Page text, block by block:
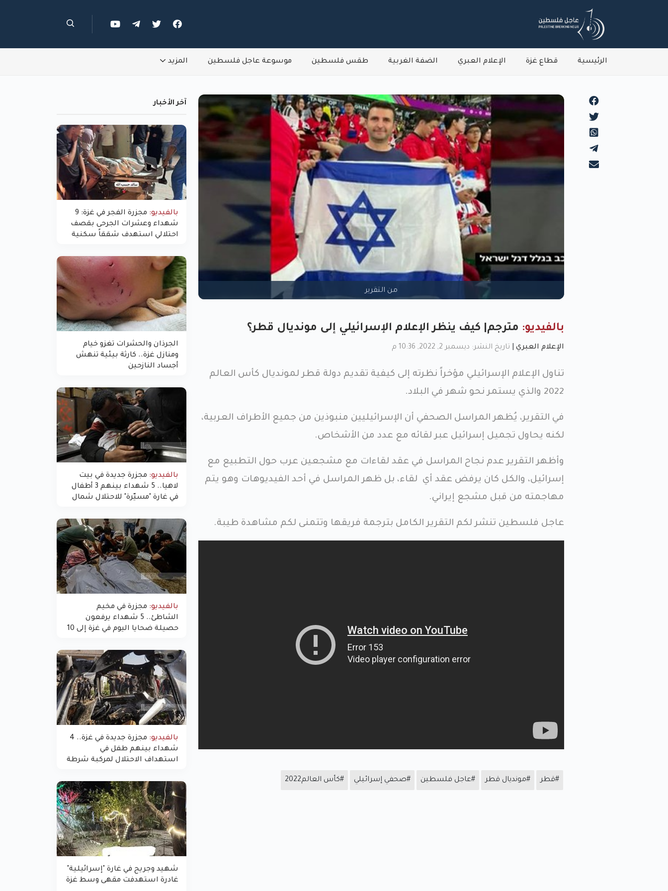
الرئيسية قطاع غزة الإعلام العبري الضفة الغربية طقس فلسطين موسوعة عاجل فلسطين المزيد
من التقرير
بالفيديو: مترجم| كيف ينظر الإعلام الإسرائيلي إلى مونديال قطر؟
الإعلام العبري تاريخ النشر: ديسمبر 2, 2022, 10:36 م
تناول الإعلام الإسرائيلي مؤخراً نظرته إلى كيفية تقديم دولة قطر لمونديال كأس العالم
2022 والذي يستمر نحو شهر في البلاد.
في التقرير، يُظهر المراسل الصحفي أن الإسرائيليين منبوذين من جميع الأطراف العربية،
لكنه يحاول تجميل إسرائيل عبر لقائه مع عدد من الأشخاص.
وأظهر التقرير عدم نجاح المراسل في عقد لقاءات مع مشجعين عرب حول التطبيع مع
إسرائيل، والكل كان يرفض عقد أي لقاء، بل ظهر المراسل في أحد الفيديوهات وهو يتم
مهاجمته من قبل مشجع إيراني.
عاجل فلسطين تنشر لكم التقرير الكامل بترجمة فريقها وتتمنى لكم مشاهدة طيبة.
#قطر #مونديال قطر #عاجل فلسطين #صحفي إسرائيلي #كأس العالم2022
آخر الأخبار
بالفيديو:
مجزرة الفجر في غزة: 9
شهداء وعشرات الجرحى بقصف
احتلالي استهدف شققاً سكنية
الجرذان والحشرات تغزو خيام
ومنازل غزة.. كارثة بيئية تنهش
أجساد النازحين
بالفيديو: مجزرة جديدة في بيت
لاهيا.. 5 شهداء بينهم 3 أطفال
في غارة "مسيّرة" للاحتلال شمال
بالفيديو: مجزرة في مخيم
الشاطئ.. 5 شهداء يرفعون
حصيلة ضحايا اليوم في غزة إلى 10
بالفيديو:
مجزرة جديدة في غزة.. 4
شهداء بينهم طفل في
استهداف الاحتلال لمركبة شرطة
شهيد وجريح في غارة "إسرائيلية"
غادرة استهدفت مقهى وسط غزة